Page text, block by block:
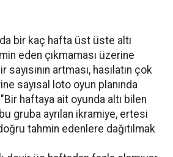
bir kaç hafta üst üste altı
eden çıkmaması üzerine
artması, hasılatın çok
sayısal loto oyun planında
haftaya ait oyunda altı bilen
gruba ayrılan ikramiye, ertesi
tahmin edenlere dağıtılmak